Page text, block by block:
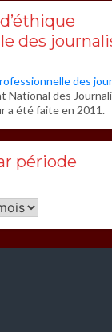
des
des
National des
a été faite en 2011.
période